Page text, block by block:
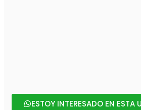
ESTOY INTERESADO EN ESTA